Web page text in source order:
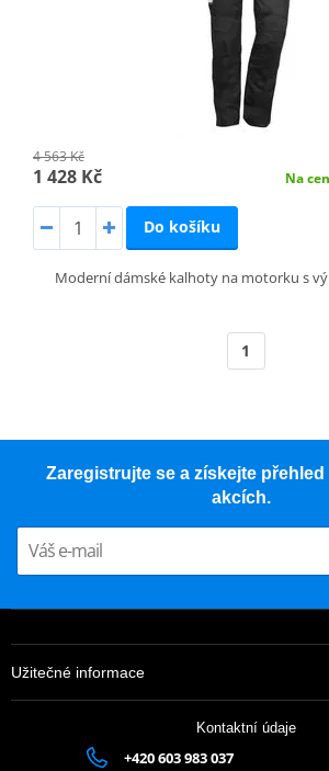
4 563 Kč
1 428 Kč Na
Do košíku
Moderní dámské kalhoty na motorku s
1
Zaregistrujte se a získejte
akcích.
Užitečné informace
Kontaktní údaje
+420 603 983 037